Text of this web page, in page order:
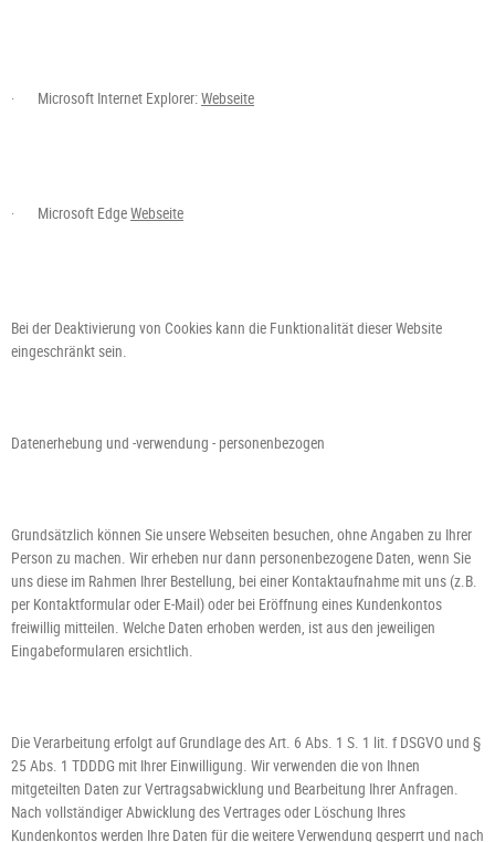
· Microsoft Internet Explorer:Webseite
· Microsoft EdgeWebseite
Bei der Deaktivierung von Cookies kann die Funktionalität dieser Website
eingeschränkt sein.
Datenerhebung und -verwendung - personenbezogen
Grundsätzlich können Sie unsere Webseiten besuchen, ohne Angaben zu Ihrer
Person zu machen. Wir erheben nur dann personenbezogene Daten, wenn Sie
uns diese im Rahmen Ihrer Bestellung, bei einer Kontaktaufnahme mit uns (z.B.
per Kontaktformular oder E-Mail) oder bei Eröffnung eines Kundenkontos
freiwillig mitteilen. Welche Daten erhoben werden, ist aus den jeweiligen
Eingabeformularen ersichtlich.
Die Verarbeitung erfolgt auf Grundlage des Art. 6 Abs. 1 S. 1 lit. f DSGVO und §
25 Abs. 1 TDDDG mit Ihrer Einwilligung. Wir verwenden die von Ihnen
mitgeteilten Daten zur Vertragsabwicklung und Bearbeitung Ihrer Anfragen.
Nach vollständiger Abwicklung des Vertrages oder Löschung Ihres
Kundenkontos werden Ihre Daten für die weitere Verwendung gesperrt und nach